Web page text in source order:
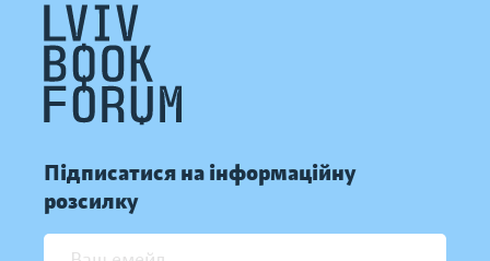
Підписатися на інформаційну
розсилку